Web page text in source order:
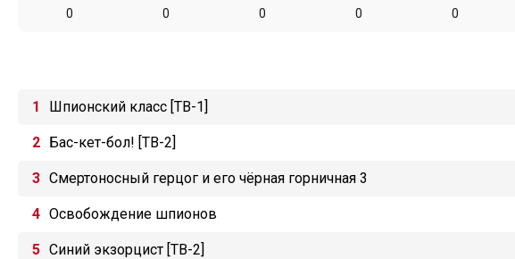
0 0 0 0 0
Шпионский класс [ТВ-1]
Бас-кет-бол! [ТВ-2]
Смертоносный герцог и его чёрная горничная 3
Освобождение шпионов
Синий экзорцист [ТВ-2]